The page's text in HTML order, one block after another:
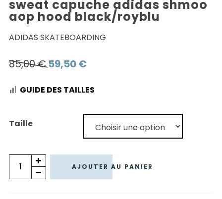
sweat capuche adidas shmoo
aop hood black/royblu
ADIDAS SKATEBOARDING
85,00€ Le
initial
59,50€Le
actuel
GUIDE DES TAILLES
Taille
quantité
de
AJOUTER AU PANIER